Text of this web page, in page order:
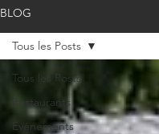
BLOG
Tous les Posts
Restaurants
Evénements
Tous les Posts